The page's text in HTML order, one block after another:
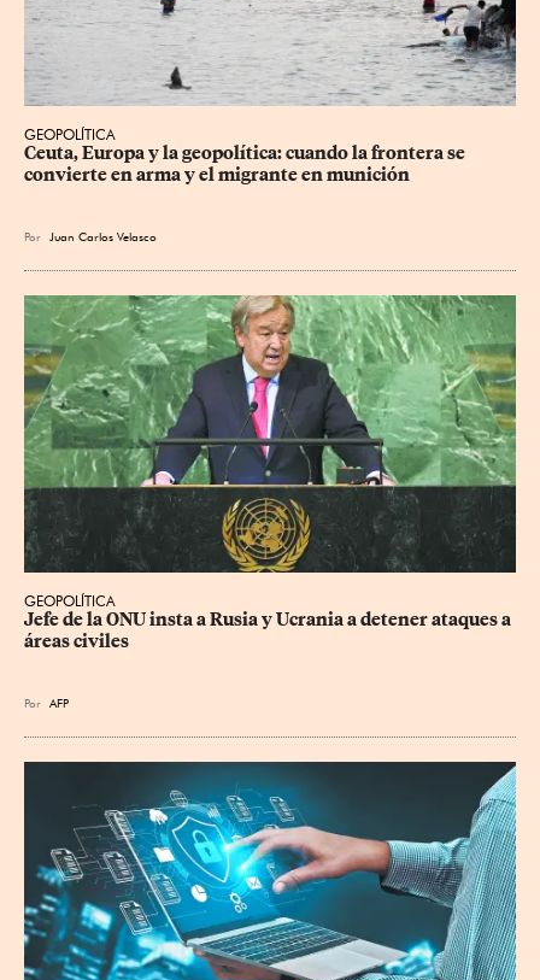
GEOPOLÍTICA
Ceuta, Europa y la geopolítica: cuando la frontera se
convierte en arma y el migrante en munición
Por Juan Carlos Velasco
GEOPOLÍTICA
Jefe de la ONU insta a Rusia y Ucrania a detener ataques a
áreas civiles
Por AFP